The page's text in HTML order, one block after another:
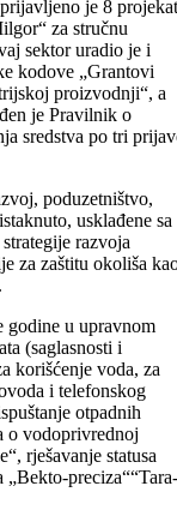
za industriju,
i turizam
Rješenje o cijeni
su sve obaveze
a završene su i
a Goražde, te uzeto
Federacije BiH.
budžeta za
upravu za
za industriju,
i turizam,
o utrošku
agenciju FIPA, za
je 8
za stručnu
sektor uradio je i
kodove „Grantovi
proizvodnji“, a
je Pravilnik o
sredstva po tri